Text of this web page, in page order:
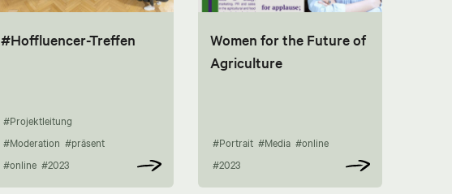
#Hoffluencer-Treffen
#Projektleitung
#Moderation #präsent
#online #2023
Women for the Future of
Agriculture
#Portrait #Media #online
#2023